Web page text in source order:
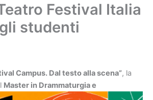
Festival Italia
studenti
Campus. Dal testo alla scena”, la
Master in Drammaturgia e